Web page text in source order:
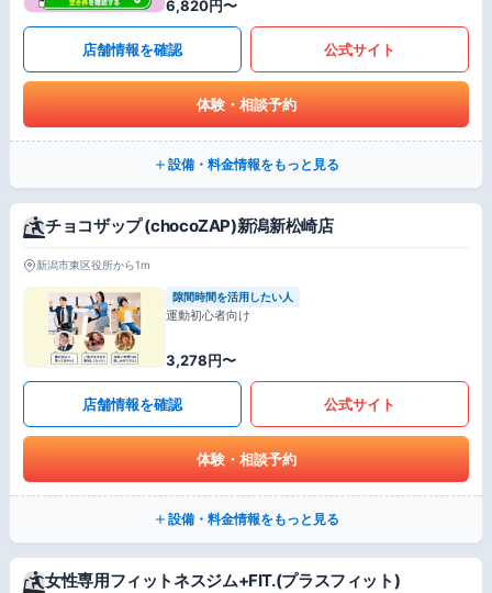
6,820円〜
店舗情報を確認 公式サイト
体験・相談予約
設備・料金情報をもっと見る
チョコザップ (chocoZAP)新潟新松崎店
新潟市東区役所から1m
隙間時間を活用したい人
運動初心者向け
3,278円〜
店舗情報を確認 公式サイト
体験・相談予約
設備・料金情報をもっと見る
女性専用フィットネスジム+FIT.(プラスフィット)